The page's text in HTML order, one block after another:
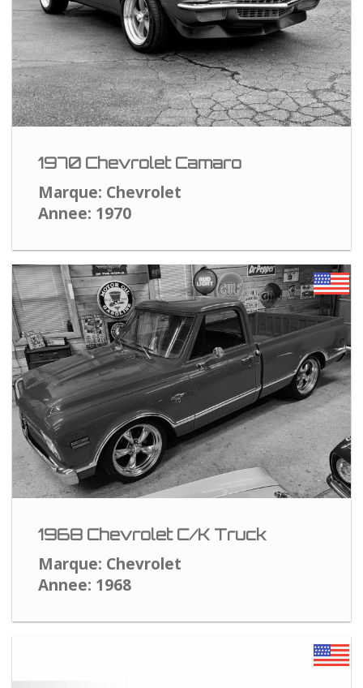
1970 Chevrolet Camaro
Marque: Chevrolet
Annee: 1970
1968 Chevrolet C/K Truck
Marque: Chevrolet
Annee: 1968